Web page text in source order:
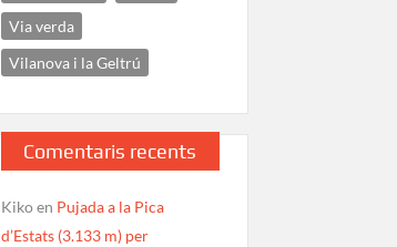
Via verda
Vilanova i la Geltrú
Comentaris recents
Kikoen Pujada a la Pica
d’Estats (3.133 m) per